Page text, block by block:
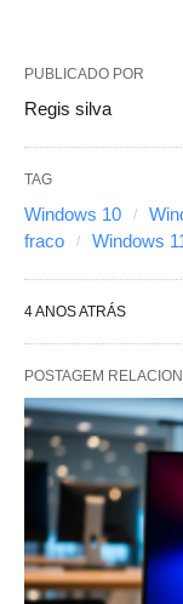
PUBLICADO POR
Regis silva
TAG
Windows 10
fraco
Windows
4 ANOS ATRÁS
POSTAGEM